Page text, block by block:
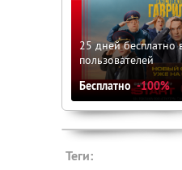
25 дней бесплатно
пользователей
Бесплатно -100%
Теги: